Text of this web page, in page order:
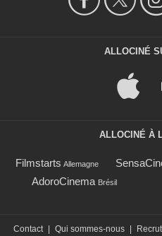
ALLOCINÉ
ALLOCINÉ À
Filmstarts Allemagne
AdoroCinema Brésil
Contact | Qui sommes-nous |